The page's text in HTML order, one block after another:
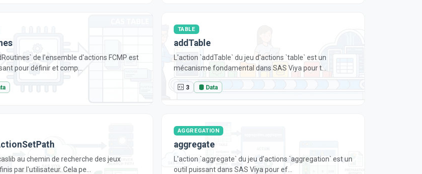
de l'ensemble d'actions FCMP est
pour définir et comp...
TABLE
addTable
L'action `addTable` du jeu d'actions `table` est un
mécanisme fondamental dans SAS Viya pour t...
3 Data
au chemin de recherche des jeux
par l'utilisateur. Cela pe...
AGGREGATION
aggregate
L'action `aggregate` du jeu d'actions `aggregation` est un
outil puissant dans SAS Viya pour ef...